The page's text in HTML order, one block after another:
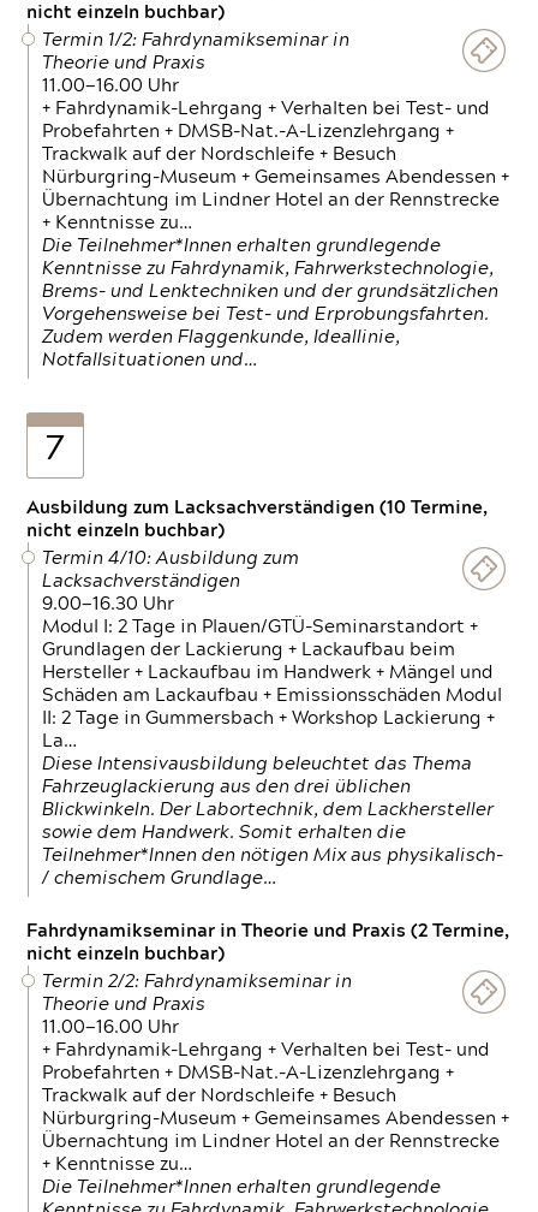
nicht einzeln buchbar)
Termin 1/2: Fahrdynamikseminar in
Theorie und Praxis
11.00—16.00 Uhr
+ Fahrdynamik-Lehrgang + Verhalten bei Test- und
Probefahrten + DMSB-Nat.-A-Lizenzlehrgang +
Trackwalk auf der Nordschleife + Besuch
Nürburgring-Museum + Gemeinsames Abendessen +
Übernachtung im Lindner Hotel an der Rennstrecke
+ Kenntnisse zu…
Die Teilnehmer*Innen erhalten grundlegende
Kenntnisse zu Fahrdynamik, Fahrwerkstechnologie,
Brems- und Lenktechniken und der grundsätzlichen
Vorgehensweise bei Test- und Erprobungsfahrten.
Zudem werden Flaggenkunde, Ideallinie,
Notfallsituationen und…
7
Ausbildung zum Lacksachverständigen (10 Termine,
nicht einzeln buchbar)
Termin 4/10: Ausbildung zum
Lacksachverständigen
9.00—16.30 Uhr
Modul I: 2 Tage in Plauen/GTÜ-Seminarstandort +
Grundlagen der Lackierung + Lackaufbau beim
Hersteller + Lackaufbau im Handwerk + Mängel und
Schäden am Lackaufbau + Emissionsschäden Modul
II: 2 Tage in Gummersbach + Workshop Lackierung +
La…
Diese Intensivausbildung beleuchtet das Thema
Fahrzeuglackierung aus den drei üblichen
Blickwinkeln. Der Labortechnik, dem Lackhersteller
sowie dem Handwerk. Somit erhalten die
Teilnehmer*Innen den nötigen Mix aus physikalisch-
/ chemischem Grundlage…
Fahrdynamikseminar in Theorie und Praxis (2 Termine,
nicht einzeln buchbar)
Termin 2/2: Fahrdynamikseminar in
Theorie und Praxis
11.00—16.00 Uhr
+ Fahrdynamik-Lehrgang + Verhalten bei Test- und
Probefahrten + DMSB-Nat.-A-Lizenzlehrgang +
Trackwalk auf der Nordschleife + Besuch
Nürburgring-Museum + Gemeinsames Abendessen +
Übernachtung im Lindner Hotel an der Rennstrecke
+ Kenntnisse zu…
Die Teilnehmer*Innen erhalten grundlegende